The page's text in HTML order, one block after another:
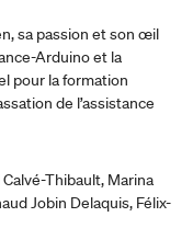
sa passion et son œil
Arduino et la
pour la formation
de l’assistance
Thibault, Marina
Jobin Delaquis, Félix-